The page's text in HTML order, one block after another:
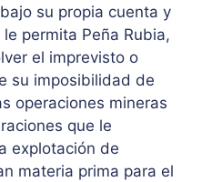
su propia cuenta y
permita Peña Rubia,
el imprevisto o
su imposibilidad de
operaciones mineras
que le
explotación de
materia prima para el